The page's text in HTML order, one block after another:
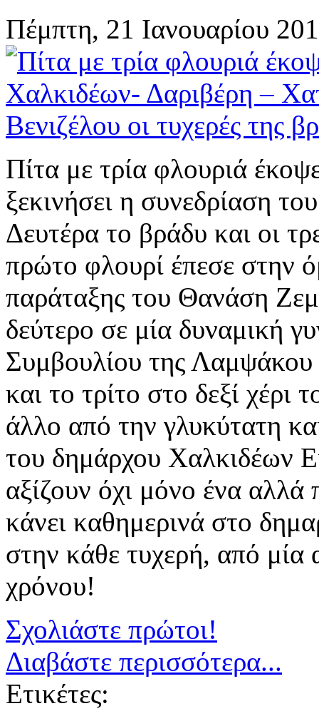
Πέμπτη, 21 Ιανουαρίου
Πίτα με τρία φλουριά
ξεκινήσει η συνεδρίαση
Δευτέρα το βράδυ και οι
πρώτο φλουρί έπεσε στην
παράταξης του Θανάση
δεύτερο σε μία δυναμική
Συμβουλίου της
και το τρίτο στο δεξί
άλλο από την γλυκύτατη
του δημάρχου Χαλκιδέων
αξίζουν όχι μόνο ένα
κάνει καθημερινά στο
στην κάθε τυχερή, από μία
χρόνου!
Σχολιάστε πρώτοι!
Διαβάστε περισσότερα...
Ετικέτες: